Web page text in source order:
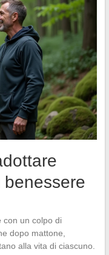
con un colpo di
dopo mattone,
alla vita di ciascuno.